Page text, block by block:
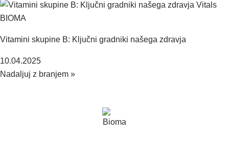
Vitamini skupine B: Ključni gradniki našega zdravja
10.04.2025
Nadaljuj z branjem »